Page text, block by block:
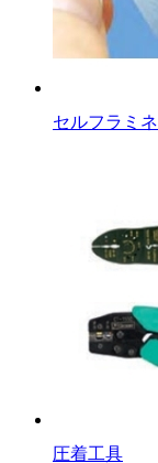
セルフラミ
圧着工具